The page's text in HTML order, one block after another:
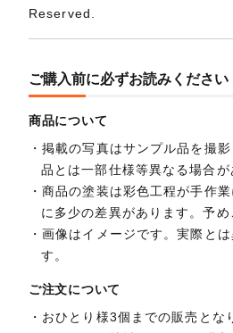
Reserved.
ご購入前に必ずお読みください
商品について
掲載の写真はサンプル品を撮
品とは一部仕様等異なる場合が
商品の塗装は彩色工程が手作
に多少の差異があります。予め
画像はイメージです。実際と
す。
ご注文について
おひとり様3個までの販売とな